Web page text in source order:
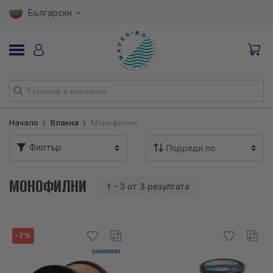
Български
НОВИ
ВЪДИЦИ
КУКИ
Начало Влакна Монофилни
Филтър
МОНОФИЛНИ 1 - 3 от 3 резултата
-7%